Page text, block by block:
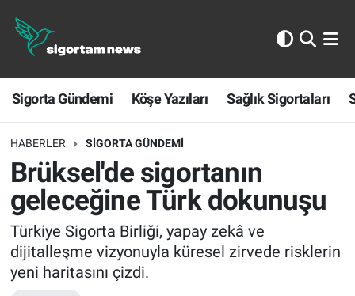
Sigorta Gündemi Köşe Yazıları Sağlık Sigortaları
HABERLER SIGORTA GÜNDEMI
Brüksel'de sigortanın
geleceğine Türk dokunuşu
Türkiye Sigorta Birliği, yapay zekâ ve
dijitalleşme vizyonuyla küresel zirvede risklerin
yeni haritasını çizdi.
Sigorta Gündemi
Köşe Yazıları
Sağlık Sigortaları
Sporun Sigortası
Ekonomi